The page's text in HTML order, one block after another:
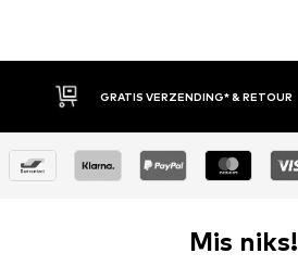
GRATIS VERZENDING* & RETOUR
Mis niks!